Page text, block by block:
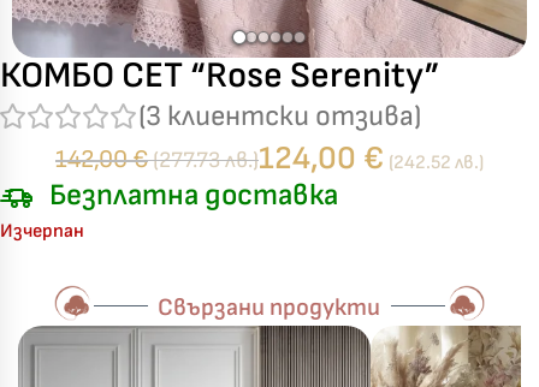
КОМБО СЕТ “Rose Serenity”
(3 клиентски отзива)
142,00€(277.73 лв.)124,00 € (242.52 лв.)
Безплатна доставка
Изчерпан
Свързани продукти